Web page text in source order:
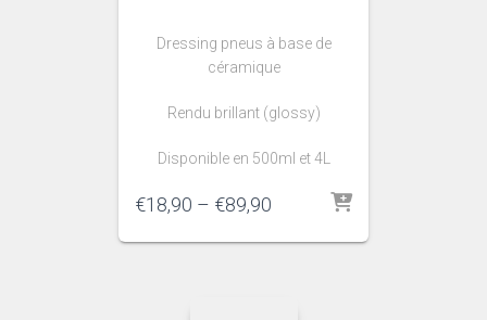
Dressing pneus à base de
céramique
Rendu brillant (glossy)
Disponible en 500ml et 4L
€18,90 – €89,90